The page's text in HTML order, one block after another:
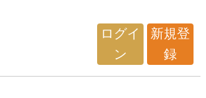
ログイ
ン
新規登
録